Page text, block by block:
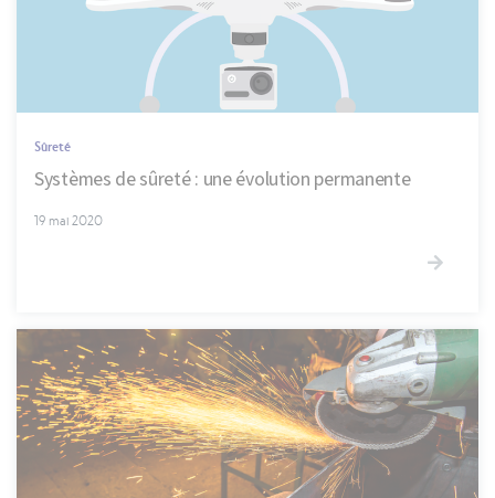
Sûreté
Systèmes de sûreté : une évolution permanente
19 mai 2020